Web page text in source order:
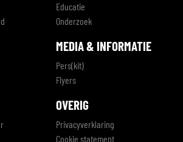
Educatie
Onderzoek
MEDIA & INFORMATIE
Pers(kit)
Flyers
OVERIG
Privacyverklaring
Cookie statement